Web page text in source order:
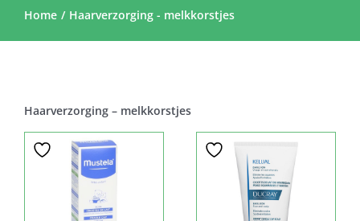
Contacteer Ons
Home Haarverzorging - melkkorstjes
Haarverzorging – melkkorstjes